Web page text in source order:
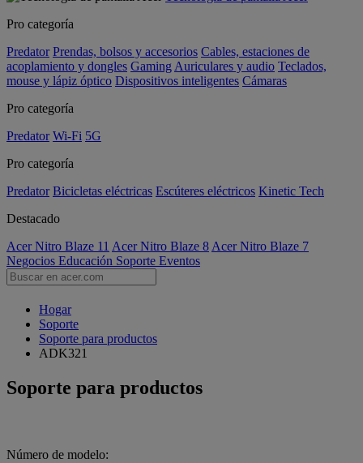
Pro categoría
Predator Prendas, bolsos y accesorios Cables, estaciones de
acoplamiento y dongles Gaming Auriculares y audio Teclados,
mouse y lápiz óptico Dispositivos inteligentes Cámaras
Pro categoría
Predator Wi-Fi 5G
Pro categoría
Predator Bicicletas eléctricas Escúteres eléctricos Kinetic Tech
Destacado
Acer Nitro Blaze 11 Acer Nitro Blaze 8 Acer Nitro Blaze 7
Negocios Educación Soporte Eventos
Hogar
Soporte
Soporte para productos
ADK321
Soporte para productos
Número de modelo: